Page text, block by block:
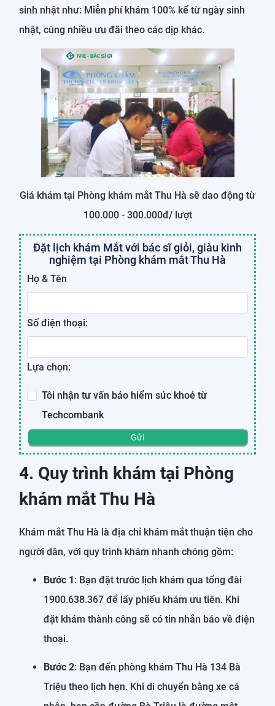
sinh nhật như: Miễn phí khám 100% kể từ ngày sinh
nhật, cùng nhiều ưu đãi theo các dịp khác.
Giá khám tại Phòng khám mắt Thu Hà sẽ dao động từ
100.000 - 300.000đ/ lượt
Đặt lịch khám Mắt với bác sĩ giỏi, giàu kinh
nghiệm tại Phòng khám mắt Thu Hà
Họ & Tên
Số điện thoại:
Lựa chọn:
Tôi nhận tư vấn bảo hiểm sức khoẻ từ
Techcombank
Gửi
4. Quy trình khám tại Phòng
khám mắt Thu Hà
Khám mắt Thu Hà là địa chỉ khám mắt thuận tiện cho
người dân, với quy trình khám nhanh chóng gồm:
Bước 1 : Bạn đặt trước lịch khám qua tổng đài
1900.638.367 để lấy phiếu khám ưu tiên. Khi
đặt khám thành công sẽ có tin nhắn báo về điện
thoại.
Bước 2: Bạn đến phòng khám Thu Hà 134 Bà
Triệu theo lịch hẹn. Khi di chuyển bằng xe cá